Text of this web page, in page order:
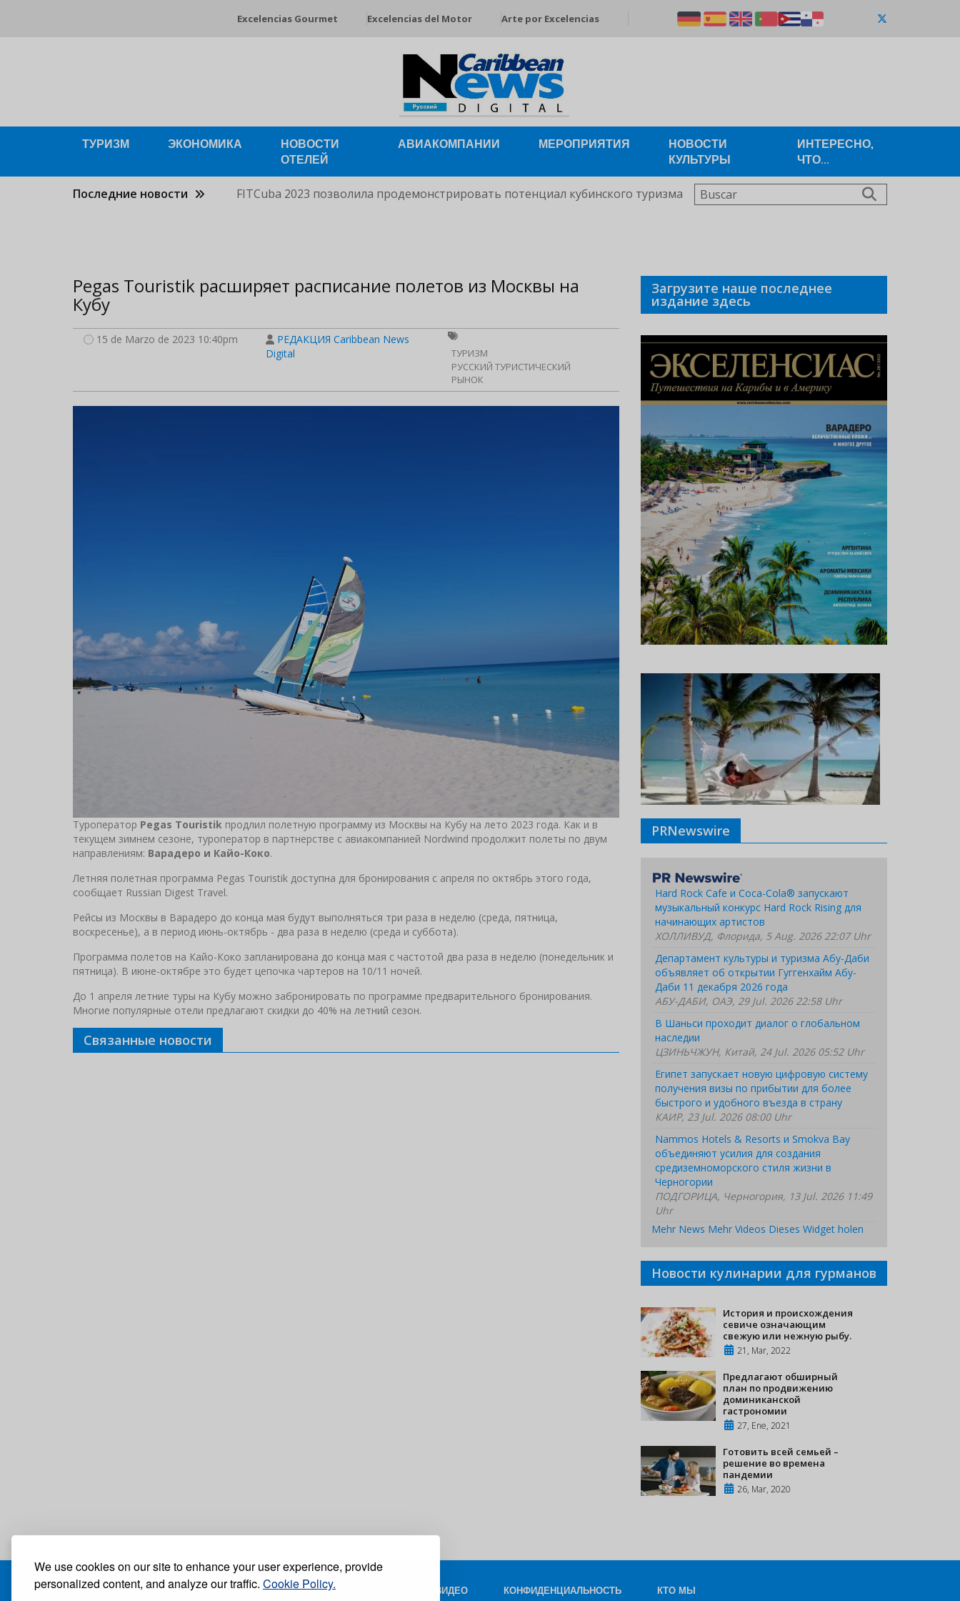
We use cookies on our site to enhance your user experience, provide
personalized content, and analyze our traffic. Cookie Policy.
Excelencias Gourmet Excelencias del Motor Arte por Excelencias
ТУРИЗМ ЭКОНОМИКА
НОВОСТИ
ОТЕЛЕЙ
АВИАКОМПАНИИ МЕРОПРИЯТИЯ
НОВОСТИ
КУЛЬТУРЫ
ИНТЕРЕСНО,
ЧТО...
Последние новости FITCuba 2023 позволила продемонстрировать потенциал кубинского туризма Buscar
Pegas Touristik расширяет расписание полетов из Москвы на
Кубу
15 de Marzo de 2023 10:40pm
РЕДАКЦИЯ Caribbean News
Digital
ТУРИЗМ
РУССКИЙ ТУРИСТИЧЕСКИЙ
РЫНОК
Туроператор Pegas Touristik продлил полетную программу из Москвы на Кубу на лето 2023 года. Как и в
текущем зимнем сезоне, туроператор в партнерстве с авиакомпанией Nordwind продолжит полеты по двум
направлениям: Варадеро и Кайо-Коко.
Летняя полетная программа Pegas Touristik доступна для бронирования с апреля по октябрь этого года,
сообщает Russian Digest Travel.
Рейсы из Москвы в Варадеро до конца мая будут выполняться три раза в неделю (среда, пятница,
воскресенье), а в период июнь-октябрь - два раза в неделю (среда и суббота).
Программа полетов на Кайо-Коко запланирована до конца мая с частотой два раза в неделю (понедельник и
пятница). В июне-октябре это будет цепочка чартеров на 10/11 ночей.
До 1 апреля летние туры на Кубу можно забронировать по программе предварительного бронирования.
Многие популярные отели предлагают скидки до 40% на летний сезон.
Связанные новости
Загрузите наше последнее
издание здесь
PRNewswire
Hard Rock Cafe и Coca-Cola® запускают
музыкальный конкурс Hard Rock Rising для
начинающих артистов
ХОЛЛИВУД, Флорида, 5 Aug. 2026 22:07 Uhr
Департамент культуры и туризма Абу-Даби
объявляет об открытии Гуггенхайм Абу-
Даби 11 декабря 2026 года
АБУ-ДАБИ, ОАЭ, 29 Jul. 2026 22:58 Uhr
В Шаньси проходит диалог о глобальном
наследии
ЦЗИНЬЧЖУН, Китай, 24 Jul. 2026 05:52 Uhr
Египет запускает новую цифровую систему
получения визы по прибытии для более
быстрого и удобного въезда в страну
КАИР, 23 Jul. 2026 08:00 Uhr
Nammos Hotels & Resorts и Smokva Bay
объединяют усилия для создания
средиземноморского стиля жизни в
Черногории
ПОДГОРИЦА, Черногория, 13 Jul. 2026 11:49
Uhr
Mehr News Mehr Videos Dieses Widget holen
Новости кулинарии для гурманов
История и происхождения
севиче означающим
свежую или нежную рыбу.
21, Mar, 2022
Предлагают обширный
план по продвижению
доминиканской
гастрономии
27, Ene, 2021
Готовить всей семьей –
решение во времена
пандемии
26, Mar, 2020
БЛОГ КОНТАКТ ФОТО И ВИДЕО КОНФИДЕНЦИАЛЬНОСТЬ КТО МЫ